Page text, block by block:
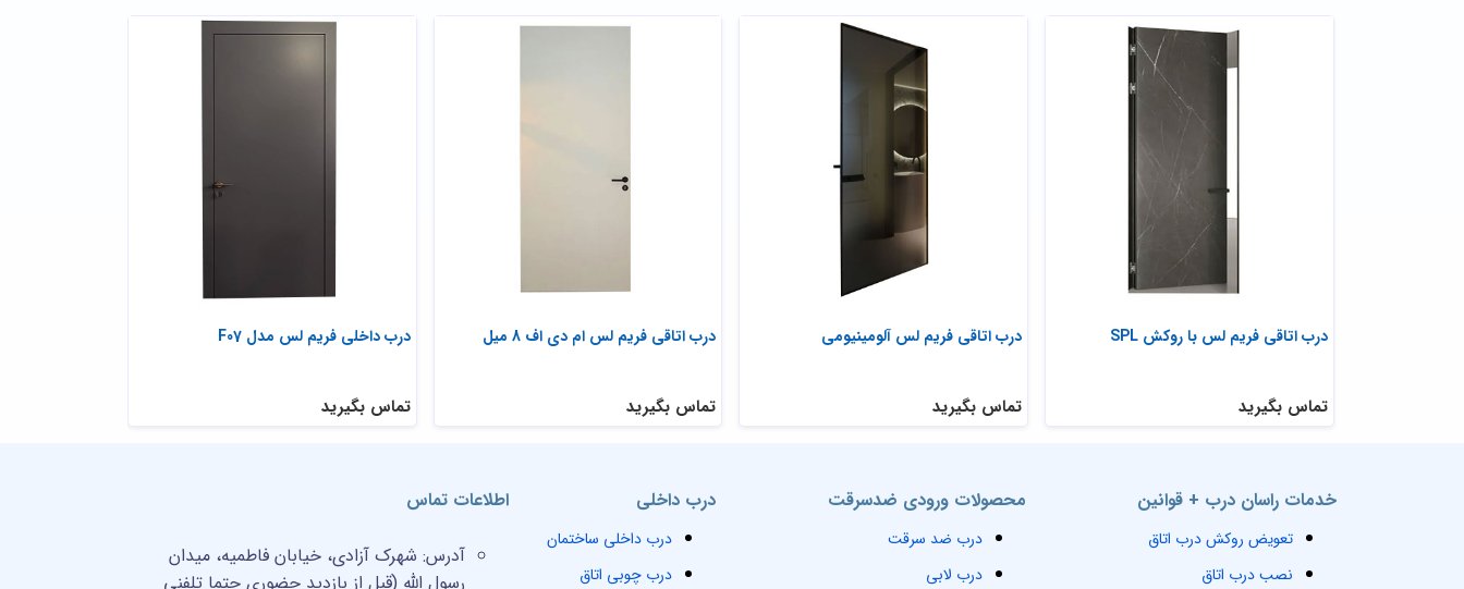
درب داخلی فریم لس مدل F07
تماس بگیرید
درب اتاقی فریم لس ام دی اف 8 میل
تماس بگیرید
درب اتاقی فریم لس آلومینیومی
تماس بگیرید
درب اتاقی فریم لس با روکش SPL
تماس بگیرید
خدمات راسان درب + قوانین
تعویض روکش درب اتاق
نصب درب اتاق
محصولات ورودی ضدسرقت
درب ضد سرقت
درب لابی
درب داخلی
درب داخلی ساختمان
درب چوبی اتاق
اطلاعات تماس
آدرس: شهرک آزادی، خیابان فاطمیه، میدان
رسول الله (قبل از بازدید حضوری حتما تلفنی